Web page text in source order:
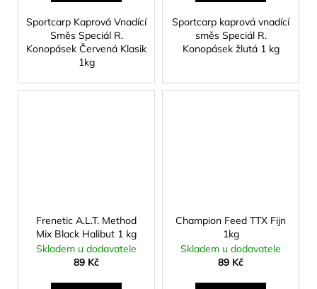
Sportcarp Kaprová Vnadící
Směs Speciál R.
Konopásek Červená Klasik
1kg
Sportcarp kaprová vnadící
směs Speciál R.
Konopásek žlutá 1 kg
Frenetic A.L.T. Method
Mix Black Halibut 1 kg
Skladem u dodavatele
89 Kč
Champion Feed TTX Fijn
1kg
Skladem u dodavatele
89 Kč